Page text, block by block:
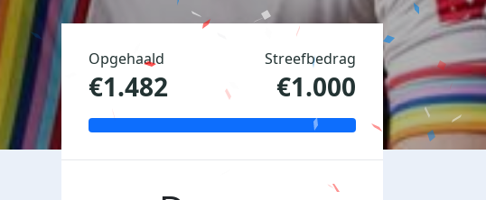
Opgehaald
€1.482
Streefbedrag
€1.000